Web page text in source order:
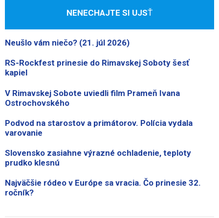
NENECHAJTE SI UJSŤ
Neušlo vám niečo? (21. júl 2026)
RS-Rockfest prinesie do Rimavskej Soboty šesť
kapiel
V Rimavskej Sobote uviedli film Prameň Ivana
Ostrochovského
Podvod na starostov a primátorov. Polícia vydala
varovanie
Slovensko zasiahne výrazné ochladenie, teploty
prudko klesnú
Najväčšie ródeo v Európe sa vracia. Čo prinesie 32.
ročník?